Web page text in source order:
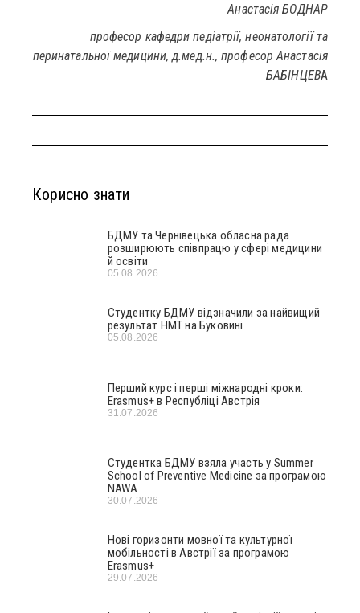
Анастасія БОДНАР
професор кафедри педіатрії, неонатології та
перинатальної медицини, д.мед.н., професорАнастасія
БАБІНЦЕВА
Корисно знати
БДМУ та Чернівецька обласна рада
розширюють співпрацю у сфері медицини
й освіти
05.08.2026
Студентку БДМУ відзначили за найвищий
результат НМТ на Буковині
05.08.2026
Перший курс і перші міжнародні кроки:
Erasmus+ в Республіці Австрія
31.07.2026
Студентка БДМУ взяла участь у Summer
School of Preventive Medicine за програмою
NAWA
30.07.2026
Нові горизонти мовної та культурної
мобільності в Австрії за програмою
Erasmus+
29.07.2026